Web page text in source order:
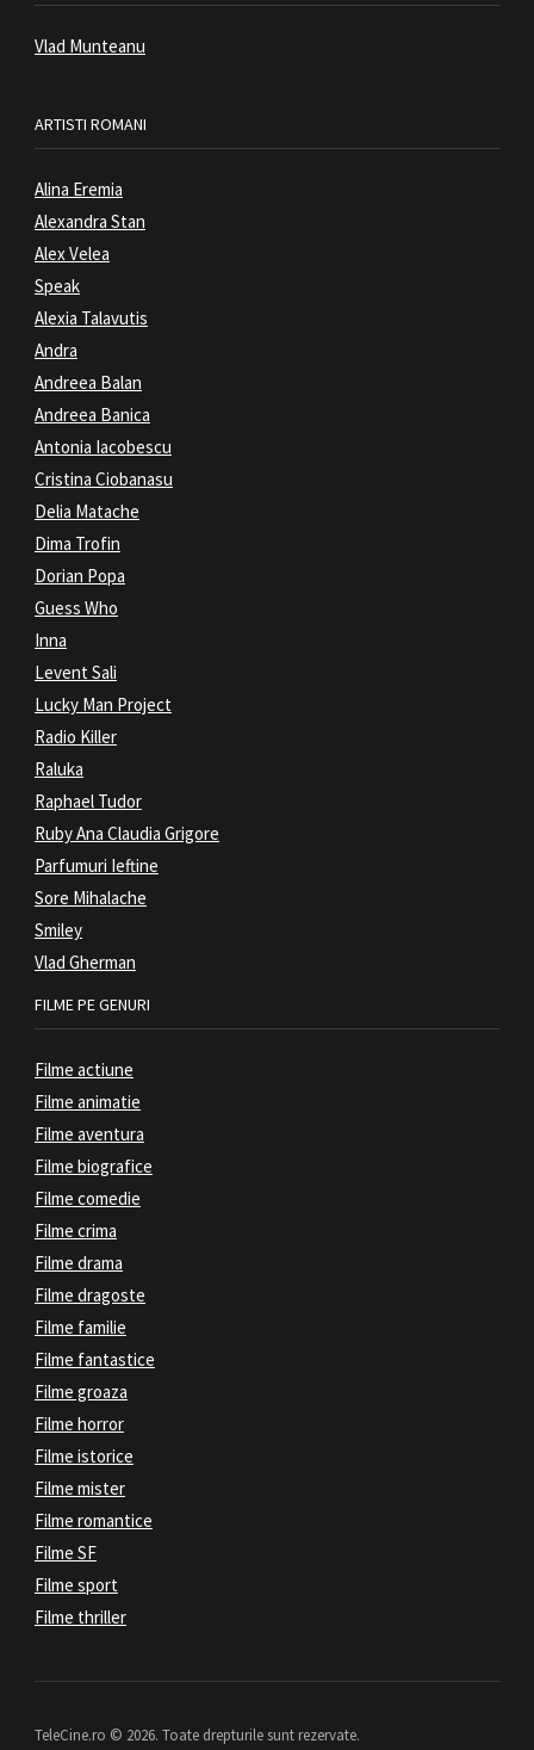
Vlad Munteanu
ARTISTI ROMANI
Alina Eremia
Alexandra Stan
Alex Velea
Speak
Alexia Talavutis
Andra
Andreea Balan
Andreea Banica
Antonia Iacobescu
Cristina Ciobanasu
Delia Matache
Dima Trofin
Dorian Popa
Guess Who
Inna
Levent Sali
Lucky Man Project
Radio Killer
Raluka
Raphael Tudor
Ruby Ana Claudia Grigore
Parfumuri Ieftine
Sore Mihalache
Smiley
Vlad Gherman
FILME PE GENURI
Filme actiune
Filme animatie
Filme aventura
Filme biografice
Filme comedie
Filme crima
Filme drama
Filme dragoste
Filme familie
Filme fantastice
Filme groaza
Filme horror
Filme istorice
Filme mister
Filme romantice
Filme SF
Filme sport
Filme thriller
TeleCine.ro © 2026. Toate drepturile sunt rezervate.